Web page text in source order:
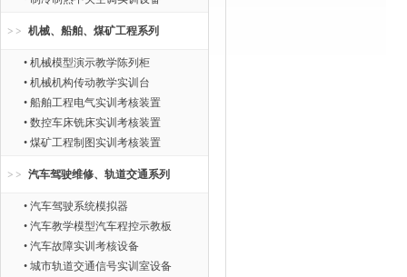
机械、船舶、煤矿工程系列
• 机械模型演示教学陈列柜
• 机械机构传动教学实训台
• 船舶工程电气实训考核装置
• 数控车床铣床实训考核装置
• 煤矿工程制图实训考核装置
汽车驾驶维修、轨道交通系列
• 汽车驾驶系统模拟器
• 汽车教学模型汽车程控示教板
• 汽车故障实训考核设备
• 城市轨道交通信号实训室设备